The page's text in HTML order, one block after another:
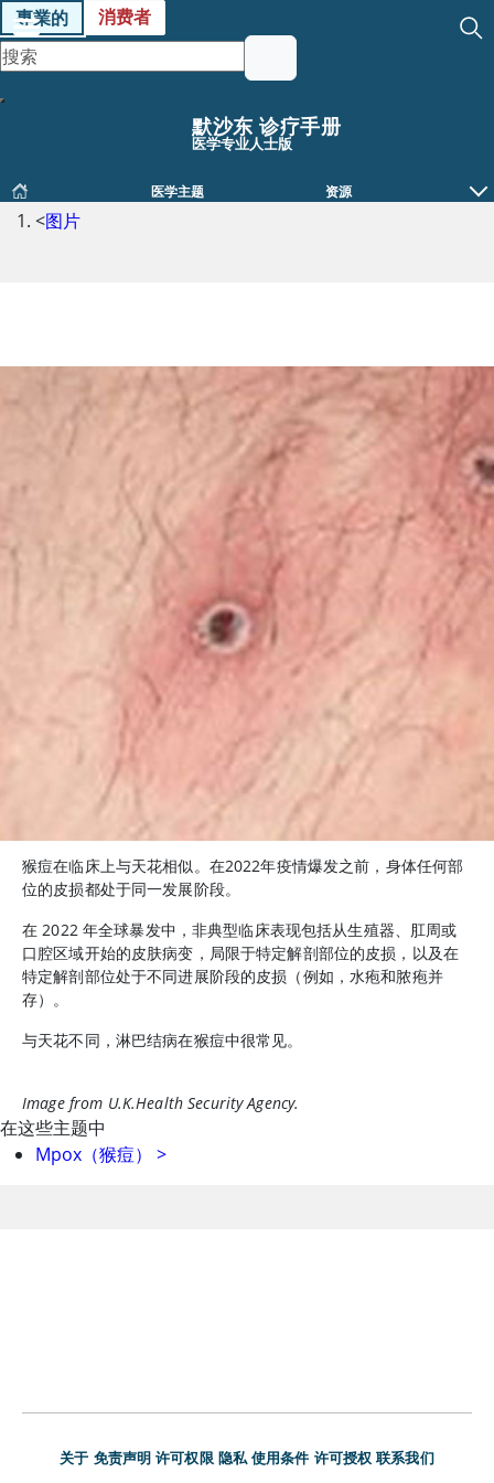
專業的 消费者
默沙东 诊疗手册
医学专业人士版
医学主题 资源
<图片
猴痘在临床上与天花相似。在2022年疫情爆发之前，身体任何部
位的皮损都处于同一发展阶段。
在 2022 年全球暴发中，非典型临床表现包括从生殖器、肛周或
口腔区域开始的皮肤病变，局限于特定解剖部位的皮损，以及在
特定解剖部位处于不同进展阶段的皮损（例如，水疱和脓疱并
存）。
与天花不同，淋巴结病在猴痘中很常见。
Image from U.K.Health Security Agency.
在这些主题中
Mpox（猴痘）
>
关于 免责声明 许可权限 隐私 使用条件 许可授权 联系我们